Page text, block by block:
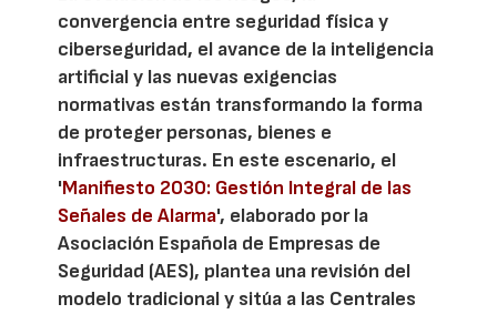
convergencia entre seguridad física y
ciberseguridad, el avance de la inteligencia
artificial y las nuevas exigencias
normativas están transformando la forma
de proteger personas, bienes e
infraestructuras. En este escenario, el
'Manifiesto 2030: Gestión Integral de las
Señales de Alarma', elaborado por la
Asociación Española de Empresas de
Seguridad (AES), plantea una revisión del
modelo tradicional y sitúa a las Centrales